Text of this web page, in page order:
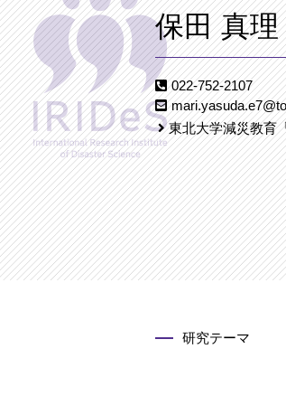
保田 真理
022-752-2107
東北大学減災教育
研究テーマ